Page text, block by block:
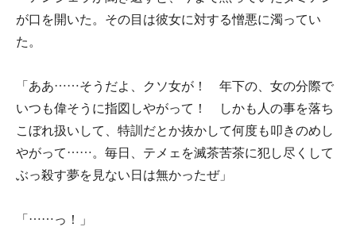
が口を開いた。その目は彼女に対する憎悪に濁ってい
た。
「ああ……そうだよ、クソ女が！ 年下の、女の分際で
いつも偉そうに指図しやがって！ しかも人の事を落ち
こぼれ扱いして、特訓だとか抜かして何度も叩きのめし
やがって……。毎日、テメェを滅茶苦茶に犯し尽くして
ぶっ殺す夢を見ない日は無かったぜ」
「……っ！」